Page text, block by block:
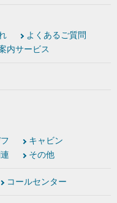
よくあるご質問
内サービス
キャビン
その他
コールセンター